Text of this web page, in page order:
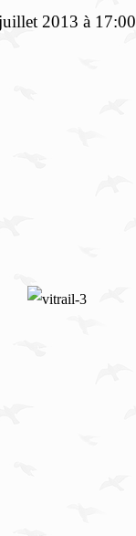
2013 à 17:00